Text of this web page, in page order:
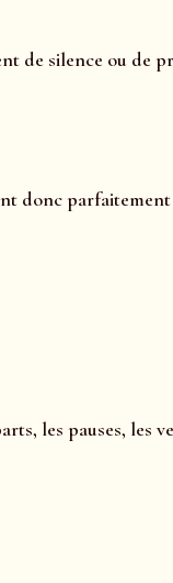
de silence ou de
donc
les pauses, les